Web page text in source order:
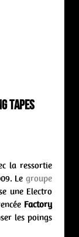
Tapes
la ressortie
Le groupe
une Electro
Factory
les poings